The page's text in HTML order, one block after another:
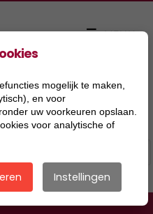
mogelijk te maken,
en voor
uw voorkeuren opslaan.
voor analytische of
Instellingen